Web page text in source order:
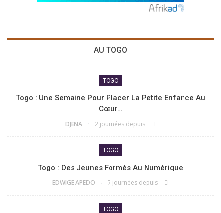
AU TOGO
TOGO
Togo : Une Semaine Pour Placer La Petite Enfance Au
Cœur…
DJENA 2 journées depuis
TOGO
Togo : Des Jeunes Formés Au Numérique
EDWIGE APEDO 7 journées depuis
TOGO